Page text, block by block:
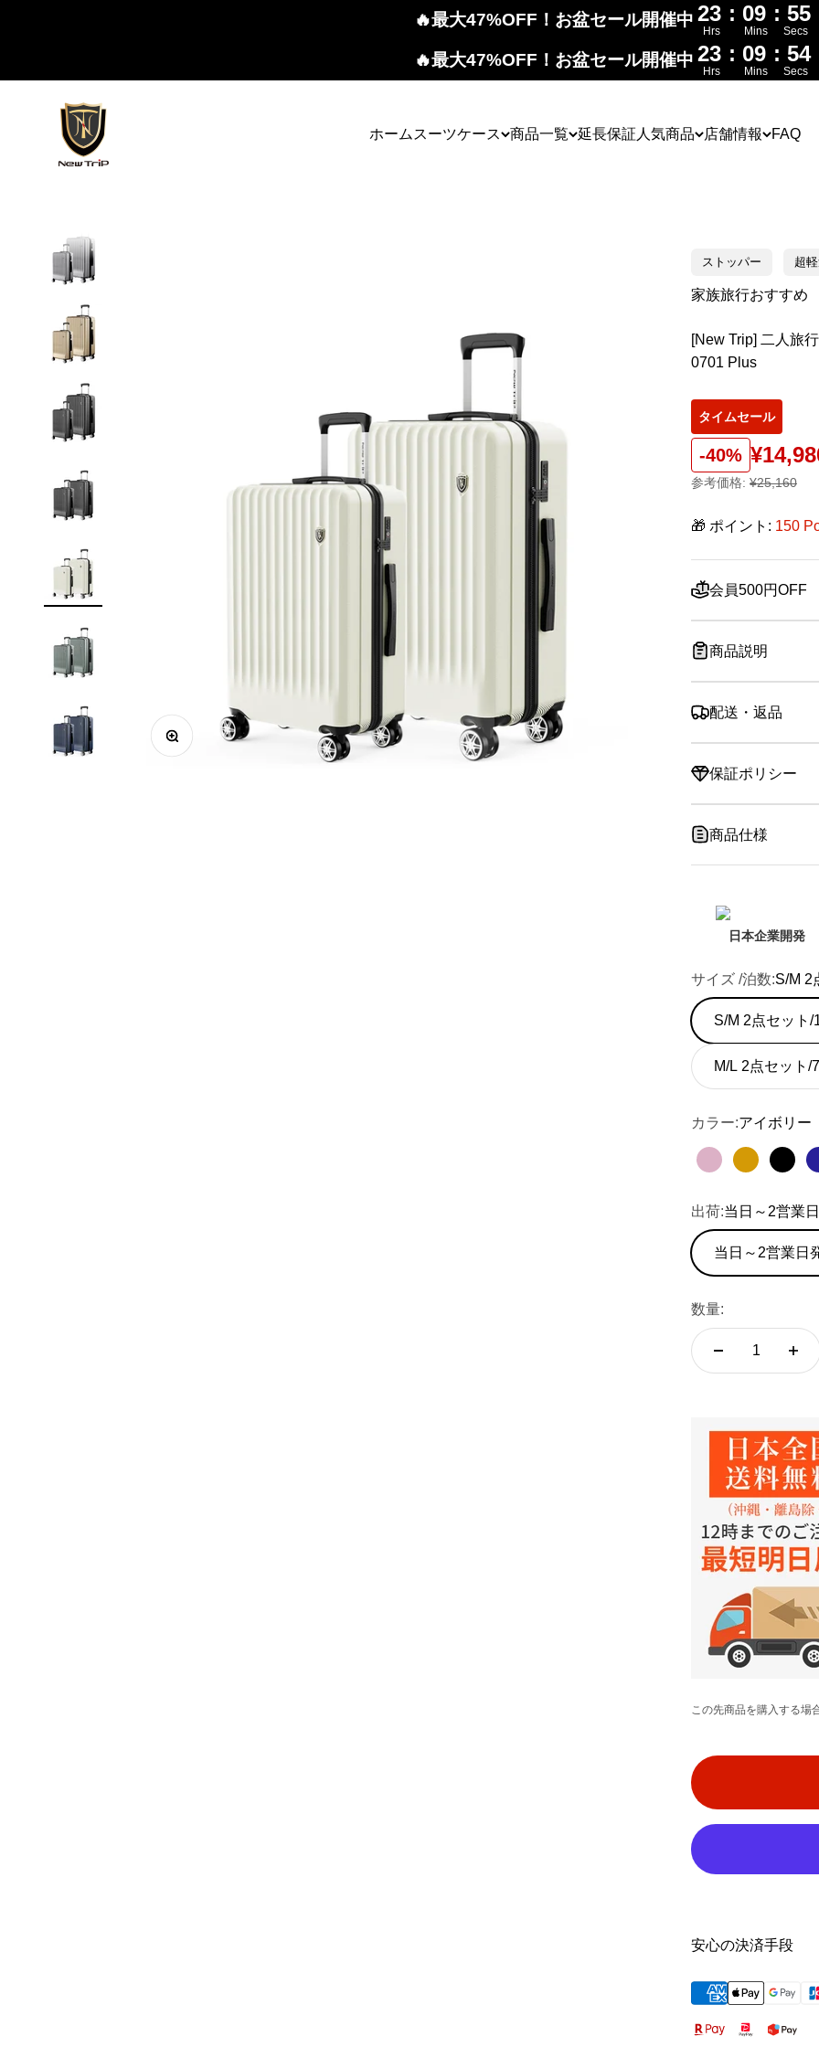
🔥最大47%OFF！お盆セール開催中 23 : 09 : 54
Hrs Mins Secs
🔥最大47%OFF！お盆セール開催中 23 : 09 : 53
Hrs Mins Secs
ホーム スーツケース 商品一覧 延長保証 人気商品 店舗情報 FAQ
New Trip
ズームイン
ストッパー 超
家族旅行おすすめ
[New Trip] 二人旅
0701 Plus
タイムセール
-40%
参考価格: ¥25,160
🎁 ポイント: 150
会員500円OFF
商品説明
配送・返品
保証ポリシー
商品仕様
日本企業開発
サイズ /泊数:S/M 2
S/M 2点セット/
M/L 2点セット/
カラー:アイボリー
ローズゴールド
シャンパ
ブラ
出荷:当日～2営業
当日～2営業日
数量:
この先商品を購入する場
安心の決済手段